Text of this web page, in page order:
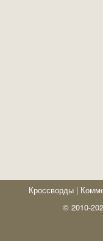
Кроссворды |
© 2010-